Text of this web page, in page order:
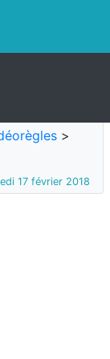
>
17 février 2018